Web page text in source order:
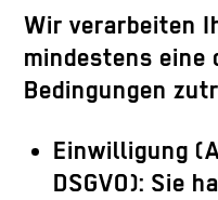
Wir verarbeiten
mindestens eine
Bedingungen
Einwilligung
DSGVO): Sie